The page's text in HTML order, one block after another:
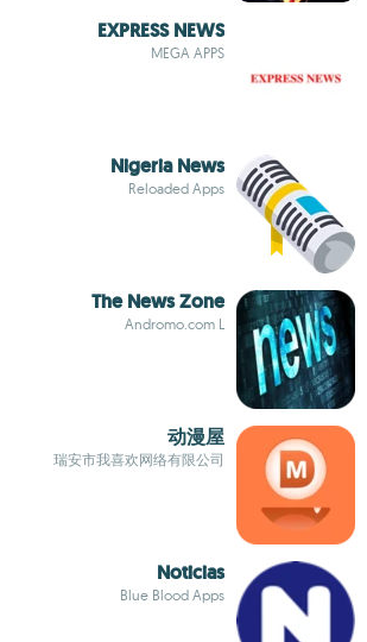
EXPRESS NEWS
MEGA APPS
Nigeria News
Reloaded Apps
The News Zone
Andromo.com L
动漫屋
瑞安市我喜欢网络有限公司
Noticias
Blue Blood Apps